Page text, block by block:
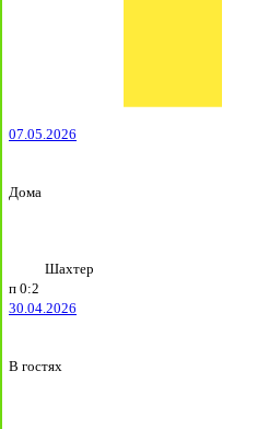
07.05.2026
Дома
Шахтер
п 0:2
30.04.2026
В гостях